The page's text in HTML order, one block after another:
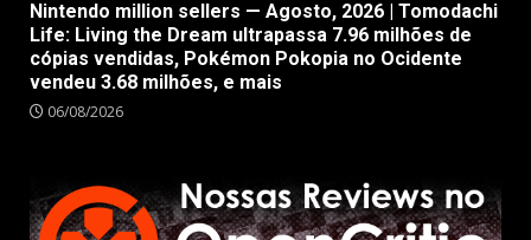
Nintendo million sellers — Agosto, 2026 | Tomodachi
Life: Living the Dream ultrapassa 7.96 milhões de
cópias vendidas, Pokémon Pokopia no Ocidente
vendeu 3.68 milhões, e mais
06/08/2026